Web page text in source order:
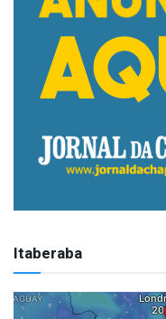
Itaberaba